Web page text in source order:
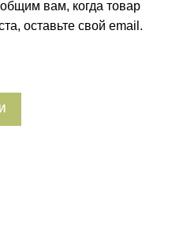
вам, когда товар
оставьте свой email.